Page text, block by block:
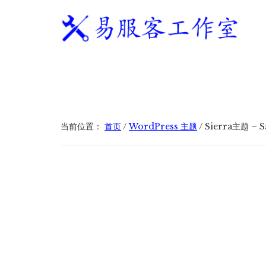
作
建
当前位置： 首页/ WordPress 主题 / Sierra主题 –